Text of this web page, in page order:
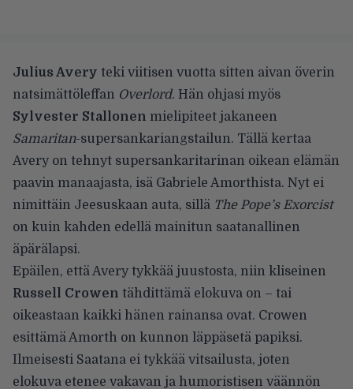
Julius Avery teki viitisen vuotta sitten aivan överin
natsimättöleffan Overlord. Hän ohjasi myös
Sylvester Stallonen mielipiteet jakaneen
Samaritan-supersankariangstailun. Tällä kertaa
Avery on tehnyt supersankaritarinan oikean elämän
paavin manaajasta, isä Gabriele Amorthista. Nyt ei
nimittäin Jeesuskaan auta, sillä The Pope’s Exorcist
on kuin kahden edellä mainitun saatanallinen
äpärälapsi.
Epäilen, että Avery tykkää juustosta, niin kliseinen
Russell Crowen tähdittämä elokuva on – tai
oikeastaan kaikki hänen rainansa ovat. Crowen
esittämä Amorth on kunnon läppäsetä papiksi.
Ilmeisesti Saatana ei tykkää vitsailusta, joten
elokuva etenee vakavan ja humoristisen väännön